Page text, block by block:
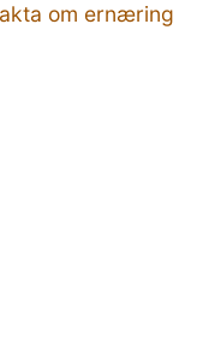
om ernæring